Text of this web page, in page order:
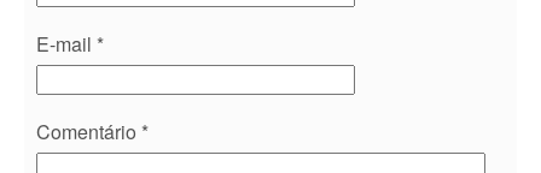
E-mail *
Comentário *